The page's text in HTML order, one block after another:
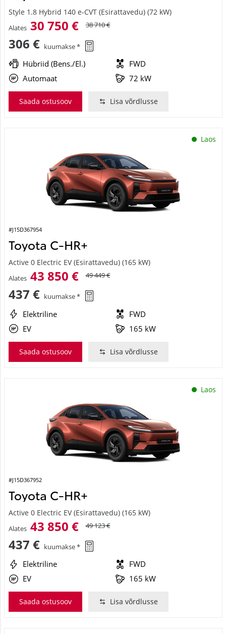
Style 1.8 Hybrid 140 e-CVT (Esirattavedu) (72 kW)
Alates 30 750 € 38 710 €
306 € kuumakse *
Hübriid (Bens./El.)
FWD
Automaat
72 kW
Saada ostusoov Lisa võrdlusse
Laos
#J15D367954
Toyota C-HR+
Active 0 Electric EV (Esirattavedu) (165 kW)
Alates 43 850 € 49 449 €
437 € kuumakse *
Elektriline
FWD
EV
165 kW
Saada ostusoov Lisa võrdlusse
Laos
#J15D367952
Toyota C-HR+
Active 0 Electric EV (Esirattavedu) (165 kW)
Alates 43 850 € 49 123 €
437 € kuumakse *
Elektriline
FWD
EV
165 kW
Saada ostusoov Lisa võrdlusse